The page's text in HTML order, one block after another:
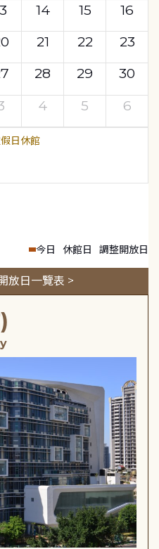
14 15
16
21 22
23
28 29
30
4 5 6
日休館
今日 休館日 調整開放日
放日一覽表 >